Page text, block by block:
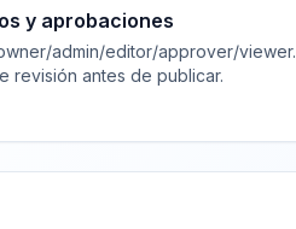
y aprobaciones
admin/editor/approver/viewer.
revisión antes de publicar.